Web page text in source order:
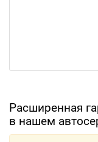
Расширенная
в нашем